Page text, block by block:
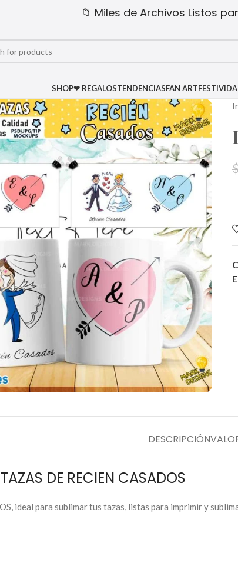
📁 Miles de Archivos Listos
SHOP❤ REGALOSTENDENCIASFAN ART
DESCRIPCIÓN
DE RECIEN CASADOS
ideal para sublimar tus tazas, listas para imprimir y